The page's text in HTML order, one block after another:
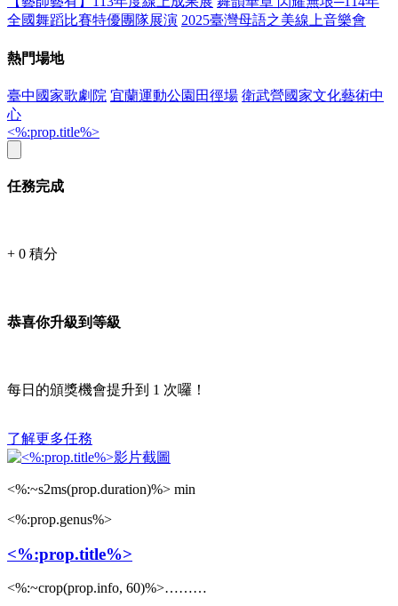
全國舞蹈比賽特優團隊展演 2025臺灣母語之美線上音樂會
熱門場地
臺中國家歌劇院 宜蘭運動公園田徑場 衛武營國家文化藝術中
心
<%:prop.title%>
任務完成
+ 0 積分
恭喜你升級到等級
每日的頒獎機會提升到 1 次囉！
了解更多任務
<%:~s2ms(prop.duration)%> min
<%:prop.genus%>
<%:prop.title%>
<%:~crop(prop.info, 60)%>………